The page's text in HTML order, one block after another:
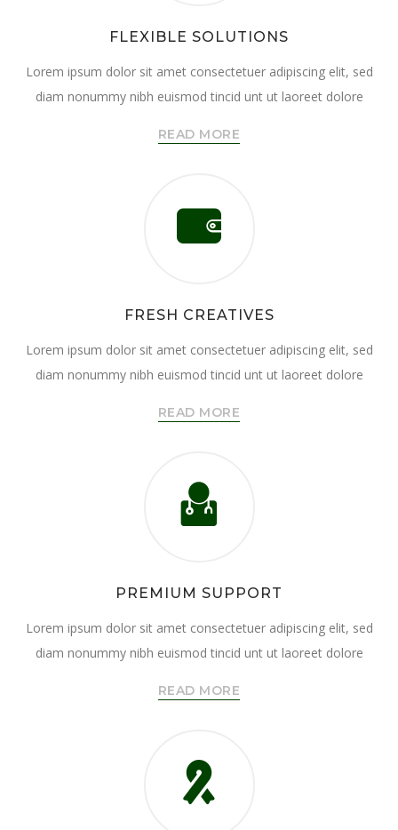
FLEXIBLE SOLUTIONS
Lorem ipsum dolor sit amet consectetuer adipiscing elit, sed
diam nonummy nibh euismod tincid unt ut laoreet dolore
READ MORE
FRESH CREATIVES
Lorem ipsum dolor sit amet consectetuer adipiscing elit, sed
diam nonummy nibh euismod tincid unt ut laoreet dolore
READ MORE
PREMIUM SUPPORT
Lorem ipsum dolor sit amet consectetuer adipiscing elit, sed
diam nonummy nibh euismod tincid unt ut laoreet dolore
READ MORE